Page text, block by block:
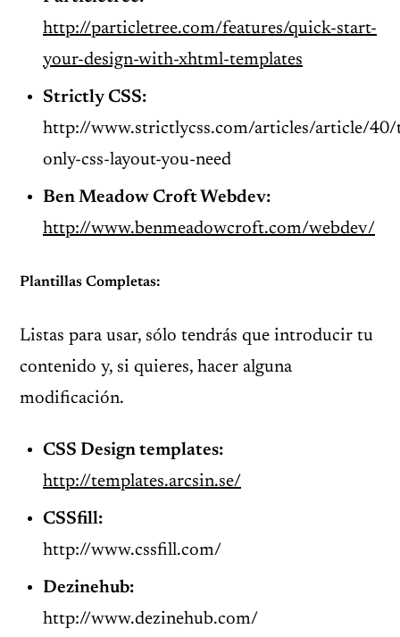
http://particletree.com/features/quick-start-
your-design-with-xhtml-templates
Strictly CSS:
http://www.strictlycss.com/articles/article/40/
only-css-layout-you-need
Ben Meadow Croft Webdev:
http://www.benmeadowcroft.com/webdev/
Plantillas Completas:
Listas para usar, sólo tendrás que introducir tu
contenido y, si quieres, hacer alguna
modificación.
CSS Design templates:
http://templates.arcsin.se/
CSSfill:
http://www.cssfill.com/
Dezinehub:
http://www.dezinehub.com/